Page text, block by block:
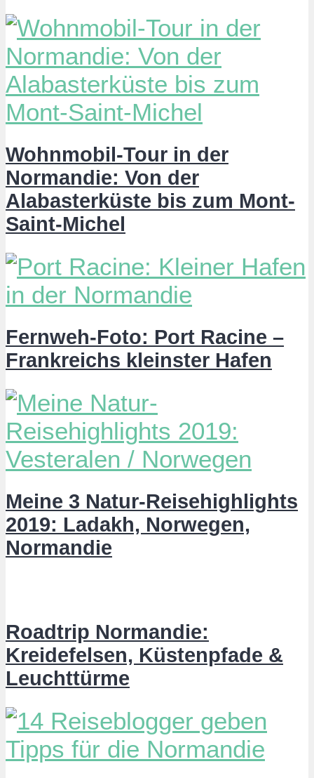
Wohnmobil-Tour in der
Normandie: Von der
Alabasterküste bis zum Mont-
Saint-Michel
Fernweh-Foto: Port Racine –
Frankreichs kleinster Hafen
Meine 3 Natur-Reisehighlights
2019: Ladakh, Norwegen,
Normandie
Roadtrip Normandie:
Kreidefelsen, Küstenpfade &
Leuchttürme